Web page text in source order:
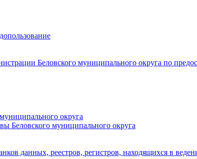
Беловского муниципального округа по
округа
Беловского муниципального округа
данных, реестров, регистров, находящихся в